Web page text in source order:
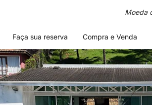
Faça sua reserva Compra e Venda